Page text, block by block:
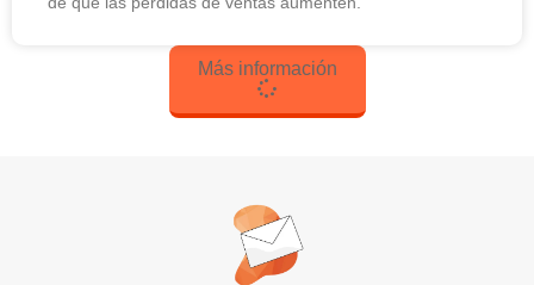
Más información